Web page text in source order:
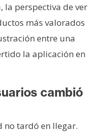
perspectiva de ver
más valorados
entre una
la aplicación en
cambió
no tardó en llegar.